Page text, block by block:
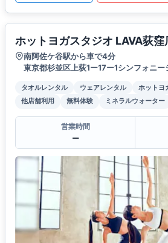
ホットヨガスタジオ LAVA荻窪
南阿佐ケ谷駅から車で4分
東京都杉並区上荻1ー17ー1シンフォニ
タオルレンタル ウェアレンタル ホットヨ
他店舗利用
無料体験 ミネラルウォーター
営業時間
ー